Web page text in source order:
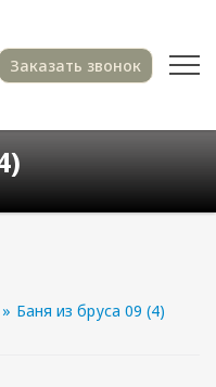
Заказать звонок
» Баня из бруса 09 (4)